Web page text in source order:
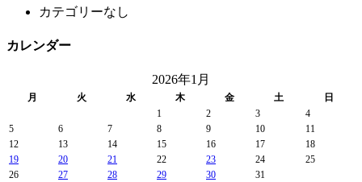
カテゴリーなし
カレンダー
2026年1月
月 火 水 木 金 土
日
1
2 3
4
5
6 7 8 9 10
11
12
13 14 15 16 17
18
19
20 21 22 23 24
25
26
27 28 29 30 31